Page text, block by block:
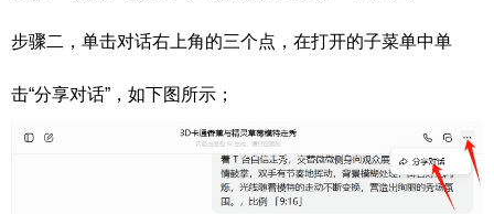
步骤二，单击对话右上角的三个点，在打开的子菜单中单
击“分享对话”，如下图所示；